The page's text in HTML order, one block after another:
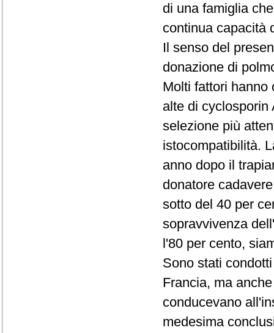
di una famiglia
continua capacità
Il senso del
donazione di
Molti fattori hanno
alte di cyclosporin
selezione più
istocompatibilità.
anno dopo il
donatore
sotto del 40 per
sopravvivenza
l'80 per cento,
Sono stati
Francia, ma
conducevano
medesima